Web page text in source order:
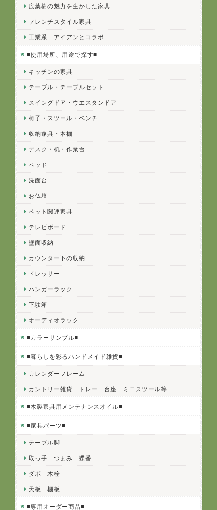
広葉樹の魅力を生かした家具
フレンチスタイル家具
工業系 アイアンとコラボ
■使用場所、用途で探す■
キッチンの家具
テーブル・テーブルセット
スイングドア・ウエスタンドア
椅子・スツール・ベンチ
収納家具・本棚
デスク・机・作業台
ベッド
洗面台
お仏壇
ペット関連家具
テレビボード
壁面収納
カウンター下の収納
ドレッサー
ハンガーラック
下駄箱
オーディオラック
■カラーサンプル■
■暮らしを彩るハンドメイド雑貨■
カレンダーフレーム
カントリー雑貨 トレー 台座 ミニスツール等
■木製家具用メンテナンスオイル■
■家具パーツ■
テーブル脚
取っ手 つまみ 蝶番
ダボ 木栓
天板 棚板
■専用オーダー商品■